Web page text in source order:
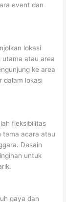
event dan
lokasi
utama atau area
ke area
dalam lokasi
fleksibilitas
tema acara atau
Desain
untuk
gaya dan